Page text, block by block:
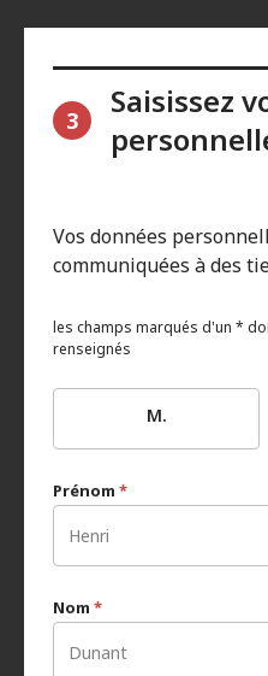
3
Saisissez
Vos données
communiquées à des
les champs marqués d'un *
renseignés
M.
Prénom *
Nom *